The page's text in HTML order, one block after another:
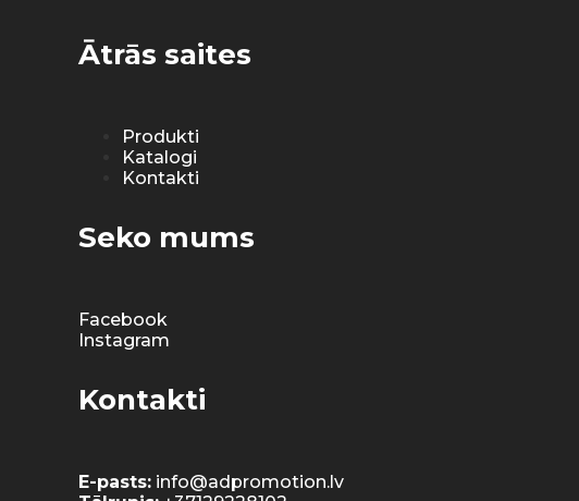
Ātrās saites
Produkti
Katalogi
Kontakti
Seko mums
Facebook
Instagram
Kontakti
E-pasts: info@adpromotion.lv